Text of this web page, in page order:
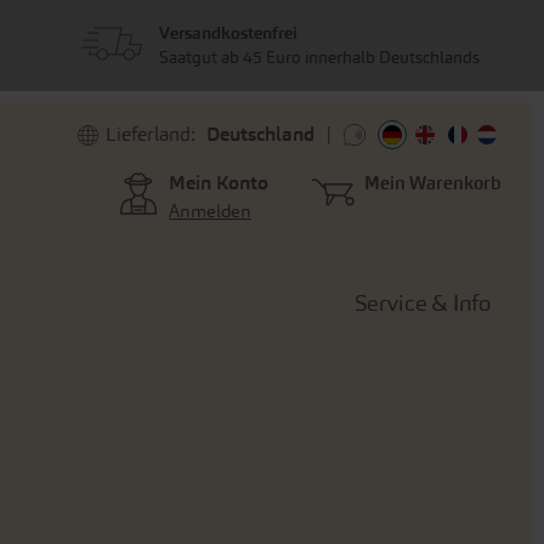
Lieferland: Deutschland
Mein Konto
Anmelden
Mein Warenkorb
Service & Info
Versandkostenfrei
Saatgut ab 45 Euro innerhalb Deutschlands